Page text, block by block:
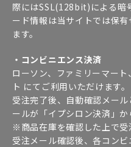
際にはSSL(128bit)による暗
ード情報は当サイトでは保
ます。
・コンビニエンス決済
ローソン、ファミリーマー
ト にてご利用いただけます。
受注完了後、自動確認メー
ールが「イプシロン決済」か
※商品在庫を確認した上で受
受注メール確認後、各コン